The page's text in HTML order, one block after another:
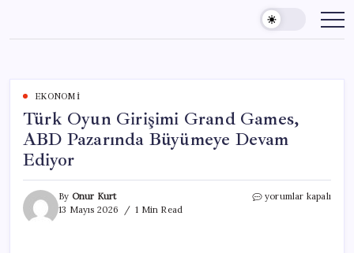
content
EKONOMI
Türk Oyun Girişimi Grand Games,
ABD Pazarında Büyümeye Devam
Ediyor
By Onur Kurt
13 Mayıs 2026
1 Min Read
Türk
yorumlar kapalı